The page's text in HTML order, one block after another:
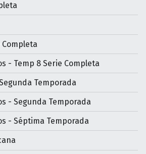
Completa
- Temp 8 Serie Completa
Temporada
- Segunda Temporada
- Séptima Temporada